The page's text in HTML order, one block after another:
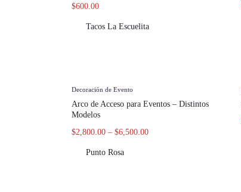
$600.00
Tacos La Escuelita
Decoración de Evento
Arco de Acceso para Eventos – Distintos
Modelos
$2,800.00 – $6,500.00
Punto Rosa